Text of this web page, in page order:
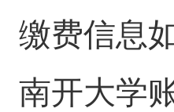
缴费信息
南开大学